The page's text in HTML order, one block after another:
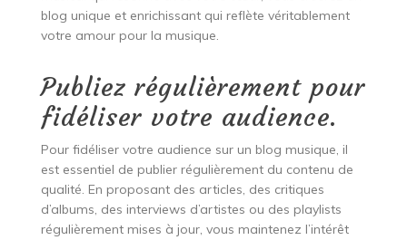
blog unique et enrichissant qui reflète véritablement
votre amour pour la musique.
Publiez régulièrement pour
fidéliser votre audience.
Pour fidéliser votre audience sur un blog musique, il
est essentiel de publier régulièrement du contenu de
qualité. En proposant des articles, des critiques
d’albums, des interviews d’artistes ou des playlists
régulièrement mises à jour, vous maintenez l’intérêt